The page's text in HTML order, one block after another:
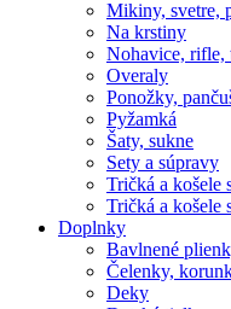
Mikiny, svetre,
Na krstiny
Nohavice, rifle,
Overaly
Ponožky,
Pyžamká
Šaty, sukne
Sety a súpravy
Tričká a košele
Tričká a košele
Doplnky
Bavlnené
Čelenky,
Deky